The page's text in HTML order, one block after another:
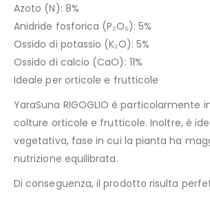
Azoto (N): 8%
Anidride fosforica (P₂O₅): 5%
Ossido di potassio (K₂O): 5%
Ossido di calcio (CaO): 11%
Ideale per orticole e frutticole
YaraSuna RIGOGLIO è particolarmente
colture orticole e frutticole. Inoltre, è
vegetativa, fase in cui la pianta ha
nutrizione equilibrata.
Di conseguenza, il prodotto risulta